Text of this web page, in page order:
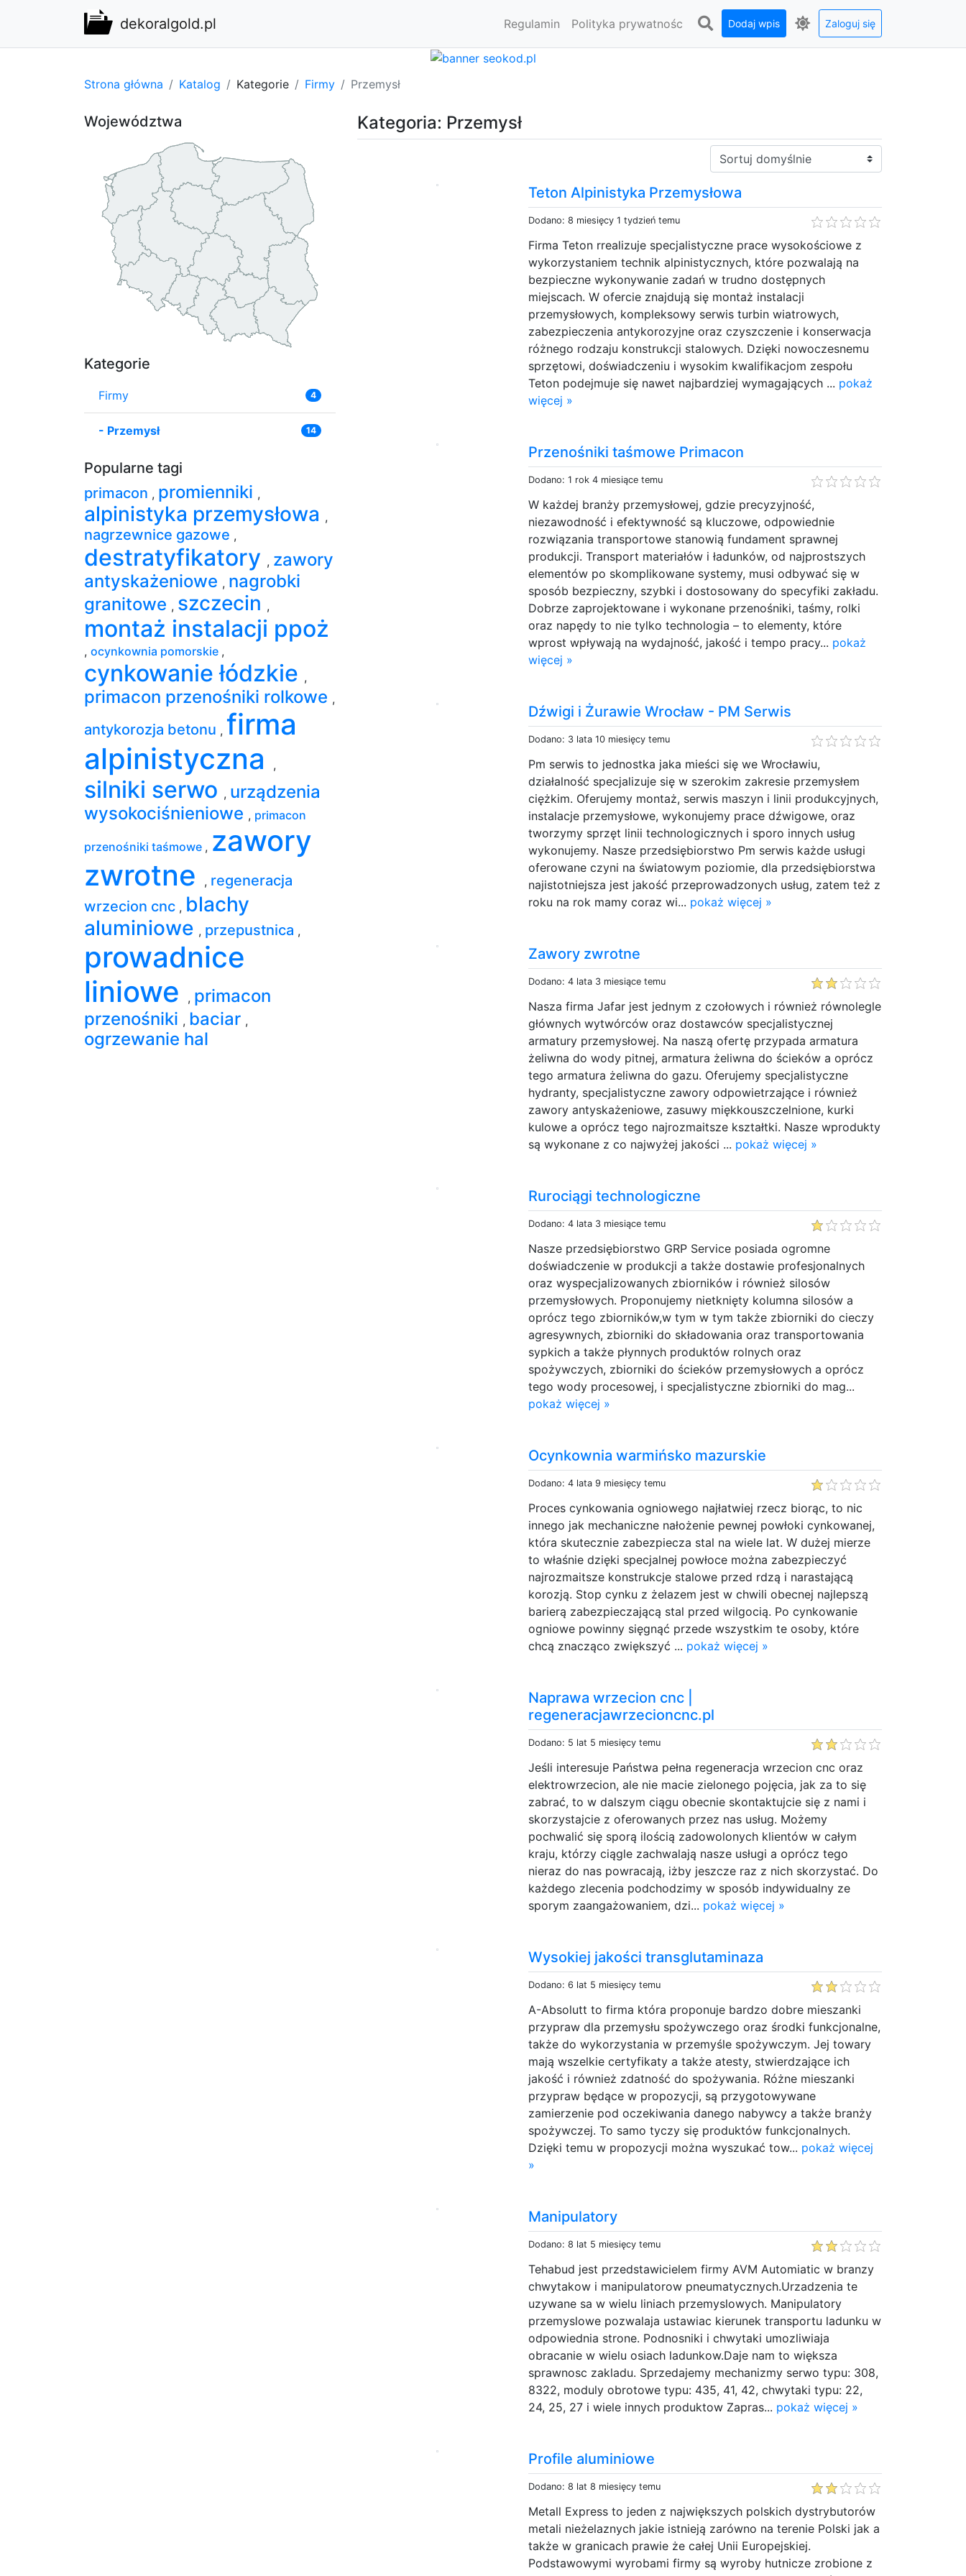
dekoralgold.pl Regulamin Polityka prywatnośc Dodaj wpis Zaloguj się
Strona główna Katalog Kategorie Firmy Przemysł
Kategoria: Przemysł
Sortuj:
Teton Alpinistyka Przemysłowa
Dodano: 8 miesięcy 1 tydzień temu
Firma Teton rrealizuje specjalistyczne prace wysokościowe z
wykorzystaniem technik alpinistycznych, które pozwalają na
bezpieczne wykonywanie zadań w trudno dostępnych
miejscach. W ofercie znajdują się montaż instalacji
przemysłowych, kompleksowy serwis turbin wiatrowych,
zabezpieczenia antykorozyjne oraz czyszczenie i konserwacja
różnego rodzaju konstrukcji stalowych. Dzięki nowoczesnemu
sprzętowi, doświadczeniu i wysokim kwalifikacjom zespołu
Teton podejmuje się nawet najbardziej wymagających ... pokaż
więcej »
Przenośniki taśmowe Primacon
Dodano: 1 rok 4 miesiące temu
W każdej branży przemysłowej, gdzie precyzyjność,
niezawodność i efektywność są kluczowe, odpowiednie
rozwiązania transportowe stanowią fundament sprawnej
produkcji. Transport materiałów i ładunków, od najprostszych
elementów po skomplikowane systemy, musi odbywać się w
sposób bezpieczny, szybki i dostosowany do specyfiki zakładu.
Dobrze zaprojektowane i wykonane przenośniki, taśmy, rolki
oraz napędy to nie tylko technologia – to elementy, które
wprost wpływają na wydajność, jakość i tempo pracy... pokaż
więcej »
Dźwigi i Żurawie Wrocław - PM Serwis
Dodano: 3 lata 10 miesięcy temu
Pm serwis to jednostka jaka mieści się we Wrocławiu,
działalność specjalizuje się w szerokim zakresie przemysłem
ciężkim. Oferujemy montaż, serwis maszyn i linii produkcyjnych,
instalacje przemysłowe, wykonujemy prace dźwigowe, oraz
tworzymy sprzęt linii technologicznych i sporo innych usług
wykonujemy. Nasze przedsiębiorstwo Pm serwis każde usługi
oferowane czyni na światowym poziomie, dla przedsiębiorstwa
najistotniejsza jest jakość przeprowadzonych usług, zatem też z
roku na rok mamy coraz wi... pokaż więcej »
Zawory zwrotne
Dodano: 4 lata 3 miesiące temu
Nasza firma Jafar jest jednym z czołowych i również równolegle
głównych wytwórców oraz dostawców specjalistycznej
armatury przemysłowej. Na naszą ofertę przypada armatura
żeliwna do wody pitnej, armatura żeliwna do ścieków a oprócz
tego armatura żeliwna do gazu. Oferujemy specjalistyczne
hydranty, specjalistyczne zawory odpowietrzające i również
zawory antyskażeniowe, zasuwy miękkouszczelnione, kurki
kulowe a oprócz tego najrozmaitsze kształtki. Nasze wprodukty
są wykonane z co najwyżej jakości ... pokaż więcej »
Rurociągi technologiczne
Dodano: 4 lata 3 miesiące temu
Nasze przedsiębiorstwo GRP Service posiada ogromne
doświadczenie w produkcji a także dostawie profesjonalnych
oraz wyspecjalizowanych zbiorników i również silosów
przemysłowych. Proponujemy nietknięty kolumna silosów a
oprócz tego zbiorników,w tym w tym także zbiorniki do cieczy
agresywnych, zbiorniki do składowania oraz transportowania
sypkich a także płynnych produktów rolnych oraz
spożywczych, zbiorniki do ścieków przemysłowych a oprócz
tego wody procesowej, i specjalistyczne zbiorniki do mag...
pokaż więcej »
Ocynkownia warmińsko mazurskie
Dodano: 4 lata 9 miesięcy temu
Proces cynkowania ogniowego najłatwiej rzecz biorąc, to nic
innego jak mechaniczne nałożenie pewnej powłoki cynkowanej,
która skutecznie zabezpiecza stal na wiele lat. W dużej mierze
to właśnie dzięki specjalnej powłoce można zabezpieczyć
najrozmaitsze konstrukcje stalowe przed rdzą i narastającą
korozją. Stop cynku z żelazem jest w chwili obecnej najlepszą
barierą zabezpieczającą stal przed wilgocią. Po cynkowanie
ogniowe powinny sięgnąć przede wszystkim te osoby, które
chcą znacząco zwiększyć ... pokaż więcej »
Naprawa wrzecion cnc |
regeneracjawrzecioncnc.pl
Dodano: 5 lat 5 miesięcy temu
Jeśli interesuje Państwa pełna regeneracja wrzecion cnc oraz
elektrowrzecion, ale nie macie zielonego pojęcia, jak za to się
zabrać, to w dalszym ciągu obecnie skontaktujcie się z nami i
skorzystajcie z oferowanych przez nas usług. Możemy
pochwalić się sporą ilością zadowolonych klientów w całym
kraju, którzy ciągle zachwalają nasze usługi a oprócz tego
nieraz do nas powracają, iżby jeszcze raz z nich skorzystać. Do
każdego zlecenia podchodzimy w sposób indywidualny ze
sporym zaangażowaniem, dzi... pokaż więcej »
Wysokiej jakości transglutaminaza
Dodano: 6 lat 5 miesięcy temu
A-Absolutt to firma która proponuje bardzo dobre mieszanki
przypraw dla przemysłu spożywczego oraz środki funkcjonalne,
także do wykorzystania w przemyśle spożywczym. Jej towary
mają wszelkie certyfikaty a także atesty, stwierdzające ich
jakość i również zdatność do spożywania. Różne mieszanki
przypraw będące w propozycji, są przygotowywane
zamierzenie pod oczekiwania danego nabywcy a także branży
spożywczej. To samo tyczy się produktów funkcjonalnych.
Dzięki temu w propozycji można wyszukać tow... pokaż więcej
»
Manipulatory
Dodano: 8 lat 5 miesięcy temu
Tehabud jest przedstawicielem firmy AVM Automiatic w branzy
chwytakow i manipulatorow pneumatycznych.Urzadzenia te
uzywane sa w wielu liniach przemyslowych. Manipulatory
przemyslowe pozwalaja ustawiac kierunek transportu ladunku w
odpowiednia strone. Podnosniki i chwytaki umozliwiaja
obracanie w wielu osiach ladunkow.Daje nam to większa
sprawnosc zakladu. Sprzedajemy mechanizmy serwo typu: 308,
8322, moduly obrotowe typu: 435, 41, 42, chwytaki typu: 22,
24, 25, 27 i wiele innych produktow Zapras... pokaż więcej »
Profile aluminiowe
Dodano: 8 lat 8 miesięcy temu
Metall Express to jeden z największych polskich dystrybutorów
metali nieżelaznych jakie istnieją zarówno na terenie Polski jak a
także w granicach prawie że całej Unii Europejskiej.
Podstawowymi wyrobami firmy są wyroby hutnicze zrobione z
Województwa
Kategorie
Firmy 4
- Przemysł 14
Popularne tagi
primacon , promienniki ,
alpinistyka przemysłowa ,
nagrzewnice gazowe ,
destratyfikatory , zawory
antyskażeniowe , nagrobki
granitowe , szczecin ,
montaż instalacji ppoż
, ocynkownia pomorskie ,
cynkowanie łódzkie ,
primacon przenośniki rolkowe ,
antykorozja betonu , firma
alpinistyczna
,
silniki serwo , urządzenia
wysokociśnieniowe , primacon
przenośniki taśmowe , zawory
zwrotne
, regeneracja
wrzecion cnc , blachy
aluminiowe , przepustnica ,
prowadnice
liniowe
, primacon
przenośniki , baciar ,
ogrzewanie hal